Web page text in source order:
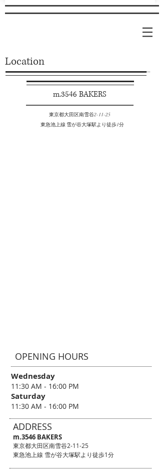
m.3546 BAKERS
​
東京都大田区南雪谷2-11-25
東急池上線 雪が谷大塚駅より徒歩1分
Location
OPENING HOURS
Wednesday
11:30 AM - 16:00 PM
Saturday
11:30 AM - 16:00 PM
ADDRESS
m.3546 BAKERS
東京都大田区南雪谷2-11-25
​東急池上線 雪が谷大塚駅より徒歩1分